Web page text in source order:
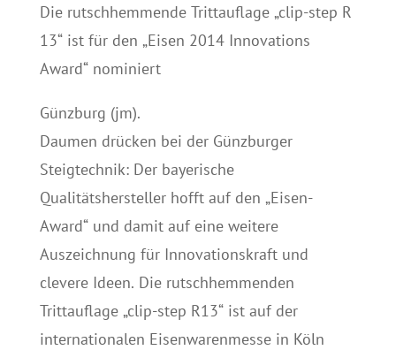
Die rutschhemmende Trittauflage „clip-step R
13“ ist für den „Eisen 2014 Innovations
Award“ nominiert
Günzburg (jm).
Daumen drücken bei der Günzburger
Steigtechnik: Der bayerische
Qualitätshersteller hofft auf den „Eisen-
Award“ und damit auf eine weitere
Auszeichnung für Innovationskraft und
clevere Ideen. Die rutschhemmenden
Trittauflage „clip-step R13“ ist auf der
internationalen Eisenwarenmesse in Köln